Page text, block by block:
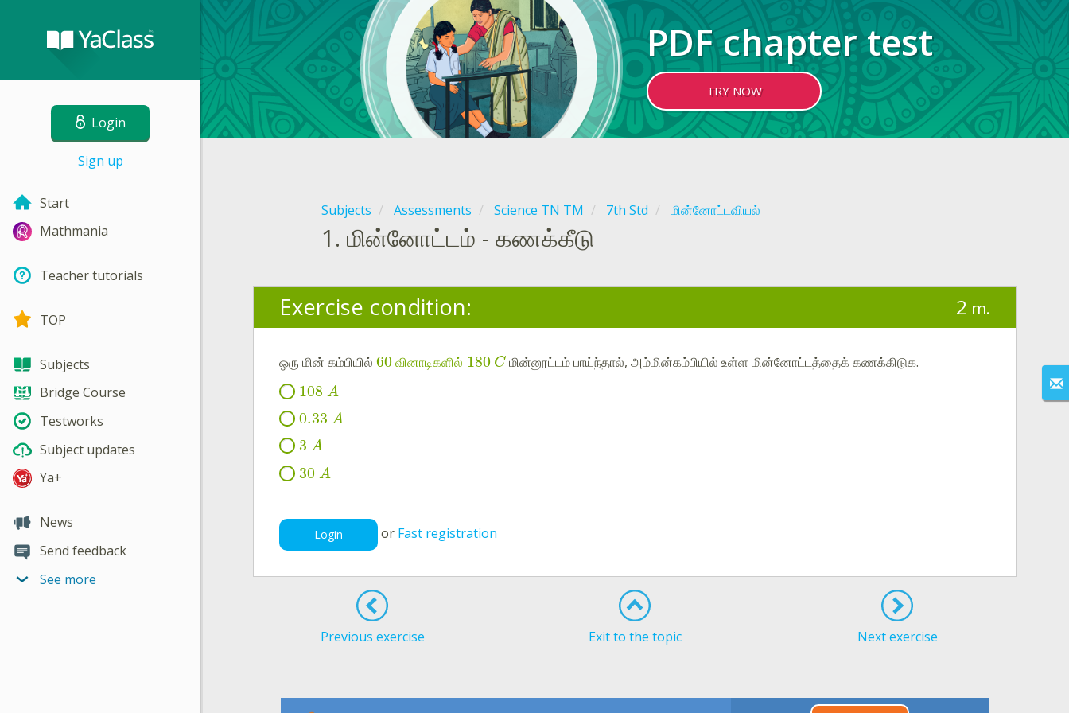
Login
Sign up
Start
Mathmania
Teacher tutorials
TOP
Subjects
Bridge Course
Testworks
Subject updates
Ya+
News
Send feedback
See more
PDF chapter test
TRY NOW
Subjects Assessments Science TN TM 7th Std மின்னோட்டவியல்
1. மின்னோட்டம் - கணக்கீடு
Exercise condition: 2 m.
ஒரு மின் கம்பியில் 60வினாடிகளில் 180 Cமின்னூட்டம் பாய்ந்தால், அம்மின்கம்பியில் உள்ள மின்னோட்டத்தைக் கணக்கிடுக.
108 A
0.33 A
3 A
30 A
Login or Fast registration
Previous exercise Exit to the topic Next exercise